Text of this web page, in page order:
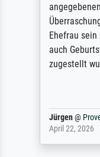
Ehefrau
auch
zugestellt
Jürgen@
April 22, 2026